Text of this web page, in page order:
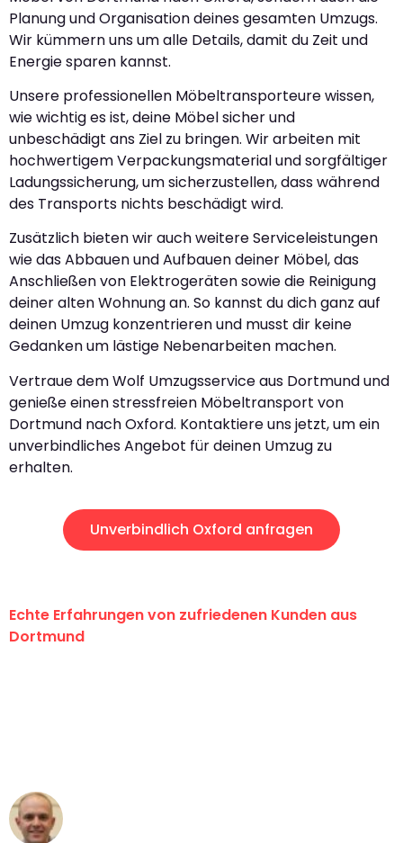
Planung und Organisation deines gesamten Umzugs.
Wir kümmern uns um alle Details, damit du Zeit und
Energie sparen kannst.
Unsere professionellen Möbeltransporteure wissen,
wie wichtig es ist, deine Möbel sicher und
unbeschädigt ans Ziel zu bringen. Wir arbeiten mit
hochwertigem Verpackungsmaterial und sorgfältiger
Ladungssicherung, um sicherzustellen, dass während
des Transports nichts beschädigt wird.
Zusätzlich bieten wir auch weitere Serviceleistungen
wie das Abbauen und Aufbauen deiner Möbel, das
Anschließen von Elektrogeräten sowie die Reinigung
deiner alten Wohnung an. So kannst du dich ganz auf
deinen Umzug konzentrieren und musst dir keine
Gedanken um lästige Nebenarbeiten machen.
Vertraue dem Wolf Umzugsservice aus Dortmund und
genieße einen stressfreien Möbeltransport von
Dortmund nach Oxford. Kontaktiere uns jetzt, um ein
unverbindliches Angebot für deinen Umzug zu
erhalten.
Unverbindlich Oxford anfragen
Echte Erfahrungen von zufriedenen Kunden aus
Dortmund